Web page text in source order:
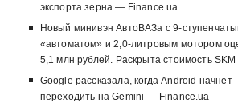
экспорта зерна — Finance.ua
Новый минивэн АвтоВАЗа с 9-
«автоматом» и 2,0-литровым мотором
5,1 млн рублей. Раскрыта стоимость SKM
Google рассказала, когда Android начнет
переходить на Gemini — Finance.ua